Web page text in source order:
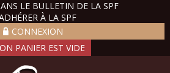
LE BULLETIN DE LA SPF
À LA SPF
CONNEXION